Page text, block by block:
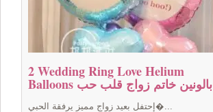
2 Wedding Ring Love Helium
Balloons بالونين خاتم زواج قلب حب
إحتفل بعيد زواج مميز يرفقة الحبي�...